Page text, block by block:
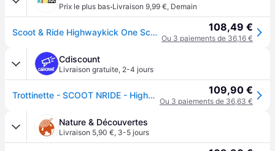
Prix le plus bas·Livraison 9,99 €, Demain
Scoot & Ride Highwaykick One Scooter Blanc,Noir Enfants 108,49 €
Ou 3 paiements de 36,16 €
Cdiscount
Livraison gratuite, 2-4 jours
Trottinette - SCOOT NRIDE - Highwaykick 1 - Evolutif - Beige - Enfant 109,90 €
Ou 3 paiements de 36,63 €
Nature & Découvertes
Livraison 5,90 €, 3-5 jours